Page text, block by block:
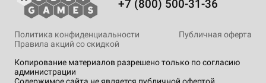
+7 (800) 500-31-36
Копирование материалов разрешено только по согласию
администрации
Политика конфиденциальности
Публичная оферта
Правила акций со скидкой